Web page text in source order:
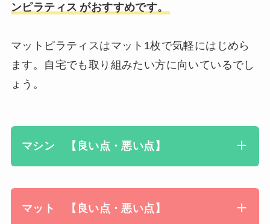
ンピラテ ィス がおすすめです。
マットピラティスはマット1枚で気軽にはじめら
ます。自宅でも取り組みたい方に向いているでし
ょう。
マシン 【良い点・悪い点】
マット 【良い点・悪い点】